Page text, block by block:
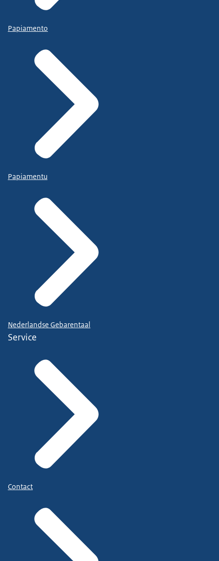
Papiamento
Papiamentu
Nederlandse Gebarentaal
Service
Contact